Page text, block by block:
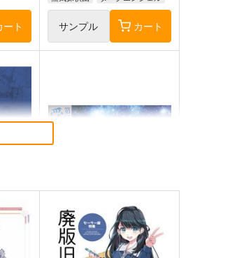
防水
プリンタニア世界における医
用画像診断機器についての一
考察
ート サンプル カート
周年
太陽系SF冒険大全スぺオペ！